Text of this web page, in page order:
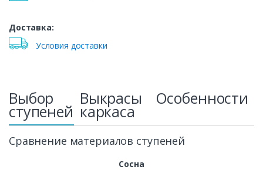
Доставка:
Условия доставки
Выбор
ступеней
Выкрасы
каркаса
Особенности
Сравнение материалов ступеней
Сосна